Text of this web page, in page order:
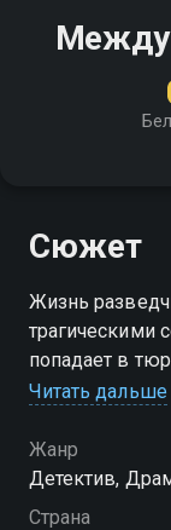
Сюжет
Жизнь
трагическими
попадает в
совершал.
тем, кто его
Читать дальше
Жанр
Детектив,
Страна